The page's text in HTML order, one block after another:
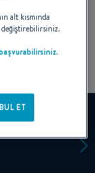
alt kısmında
değiştirebilirsiniz.
.
ET